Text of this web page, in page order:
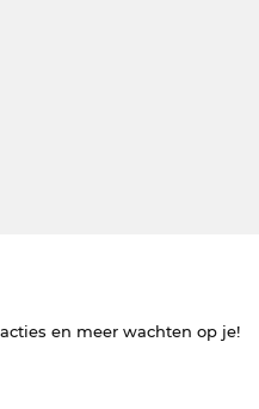
en meer wachten op je!